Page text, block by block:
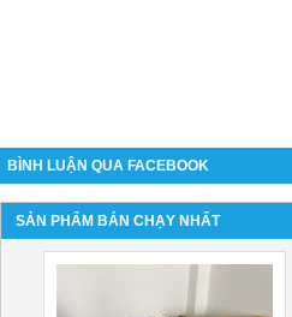
BÌNH LUẬN QUA FACEBOOK
SẢN PHẨM BÁN CHẠY NHẤT